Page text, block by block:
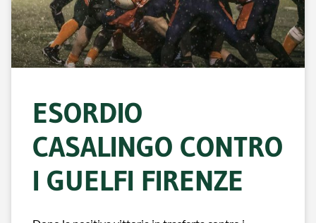
ESORDIO
CASALINGO CONTRO
I GUELFI FIRENZE